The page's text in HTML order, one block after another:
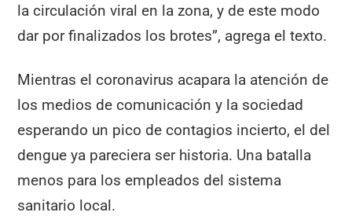
la circulación viral en la zona, y de este modo
dar por finalizados los brotes”, agrega el texto.
Mientras el coronavirus acapara la atención de
los medios de comunicación y la sociedad
esperando un pico de contagios incierto, el del
dengue ya pareciera ser historia. Una batalla
menos para los empleados del sistema
sanitario local.